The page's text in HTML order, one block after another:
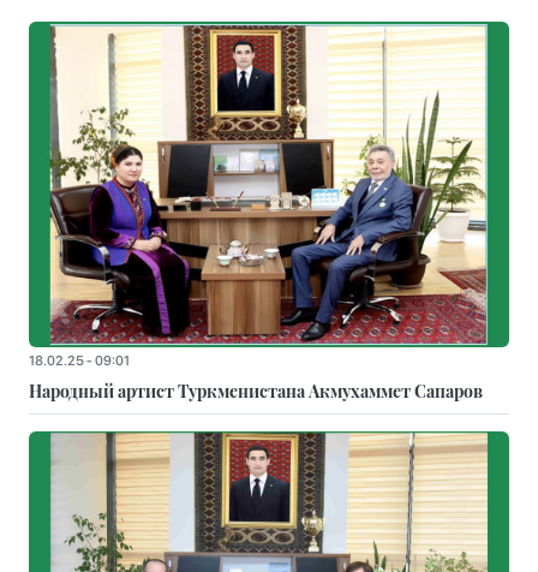
18.02.25 - 09:01
Народный артист Туркменистана Акмухаммет Сапаров